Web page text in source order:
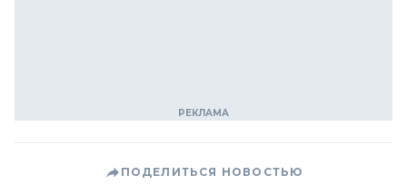
ПОДЕЛИТЬСЯ НОВОСТЬЮ